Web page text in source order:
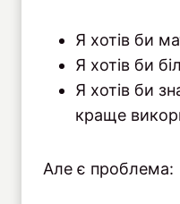
Я хотів би
Я хотів би
Я хотів би
краще
Але є проблема: